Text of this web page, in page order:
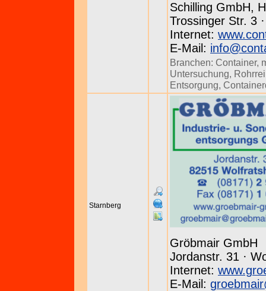
Schilling GmbH,
Trossinger Str. 3
Internet:
E-Mail:
Branchen: Container,
Untersuchung,
Entsorgung,
Starnberg
Gröbmair GmbH
Jordanstr. 31 ·
Internet:
E-Mail: